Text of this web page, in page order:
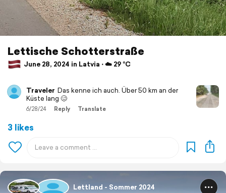
Lettische Schotterstraße
June 28, 2024 in Latvia ⋅ ☁️ 29 °C
Traveler Das kenne ich auch. Über 50 km an der
Küste lang 🥴
6/28/24 Reply Translate
3 likes
Lettland - Sommer 2024